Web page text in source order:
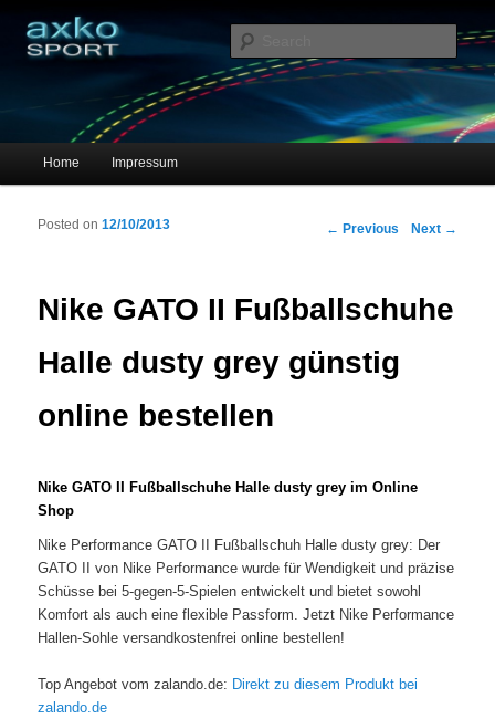
axko-sport – Sportschuhe online
Main menu
Skip to primary content
Skip to secondary content
Home Impressum
Post navigation
← Previous Next →
Nike GATO II Fußballschuhe
Halle dusty grey günstig
online bestellen
Posted on12/10/2013
Nike GATO II Fußballschuhe Halle dusty grey im Online
Shop
Nike Performance GATO II Fußballschuh Halle dusty grey: Der
GATO II von Nike Performance wurde für Wendigkeit und präzise
Schüsse bei 5-gegen-5-Spielen entwickelt und bietet sowohl
Komfort als auch eine flexible Passform. Jetzt Nike Performance
Hallen-Sohle versandkostenfrei online bestellen!
Top Angebot vom zalando.de: Direkt zu diesem Produkt bei
zalando.de